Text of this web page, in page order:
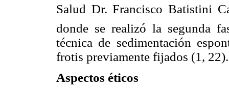
Salud Dr. Francisco Batistini
donde se realizó la segunda
técnica de sedimentación
frotis previamente fijados (1, 22).
Aspectos éticos